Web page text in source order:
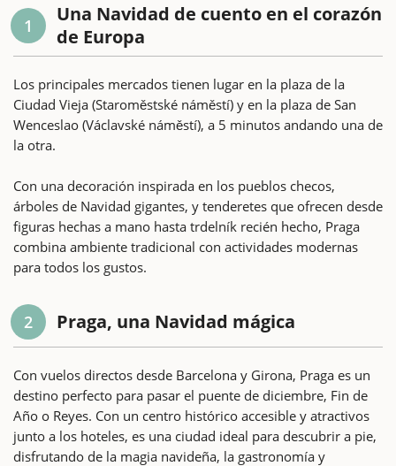
1
Una Navidad de cuento en el corazón
de Europa
Los principales mercados tienen lugar en la plaza de la
Ciudad Vieja (Staroměstské náměstí) y en la plaza de San
Wenceslao (Václavské náměstí), a 5 minutos andando una de
la otra.
Con una decoración inspirada en los pueblos checos,
árboles de Navidad gigantes, y tenderetes que ofrecen desde
figuras hechas a mano hasta trdelník recién hecho, Praga
combina ambiente tradicional con actividades modernas
para todos los gustos.
2 Praga, una Navidad mágica
Con vuelos directos desde Barcelona y Girona, Praga es un
destino perfecto para pasar el puente de diciembre, Fin de
Año o Reyes. Con un centro histórico accesible y atractivos
junto a los hoteles, es una ciudad ideal para descubrir a pie,
disfrutando de la magia navideña, la gastronomía y